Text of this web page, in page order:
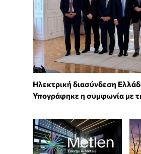
Ηλεκτρική διασύνδεση
Υπογράφηκε η συμφωνία με